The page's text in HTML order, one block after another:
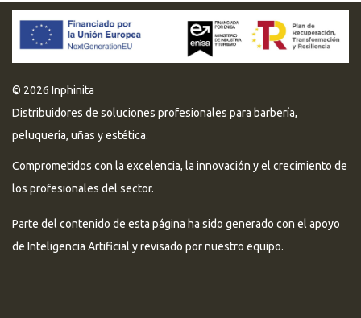
© 2026 Inphinita
Distribuidores de soluciones profesionales para barbería,
peluquería, uñas y estética.
Comprometidos con la excelencia, la innovación y el crecimiento de
los profesionales del sector.
Parte del contenido de esta página ha sido generado con el apoyo
de Inteligencia Artificial y revisado por nuestro equipo.